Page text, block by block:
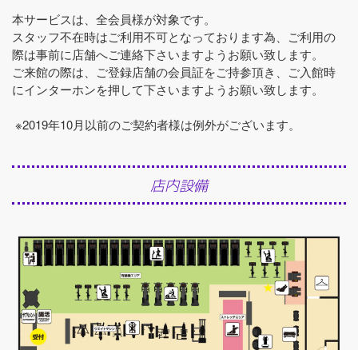
本サービスは、全会員様が対象です。
スタッフ不在時はご利用不可となっております為、ご利用の
際は事前に店舗へご連絡下さいますようお願い致します。
ご来館の際は、ご登録店舗の会員証をご持参頂き、ご入館時
にインターホンを押して下さいますようお願い致します。
※2019年10月以前のご契約者様は例外がございます。
店内設備